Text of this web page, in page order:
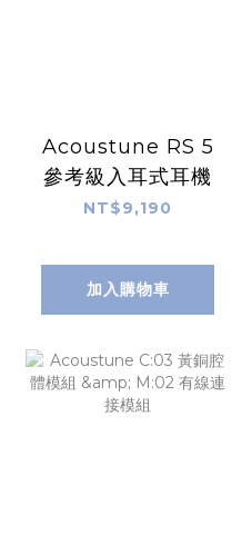
Acoustune RS 5
參考級入耳式耳機
NT$9,190
加入購物車